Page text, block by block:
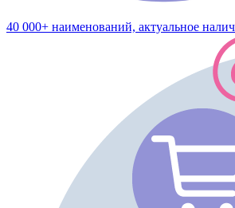
40 000+ наименований, актуальное